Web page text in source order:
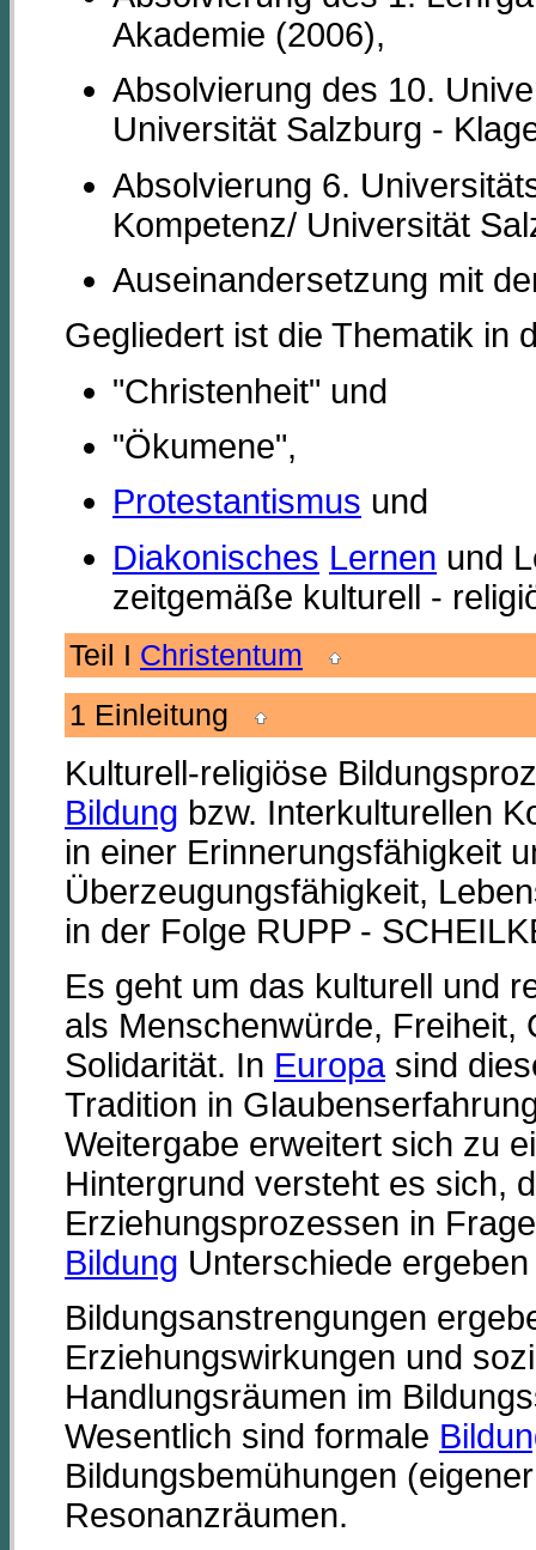
Akademie (2006),
Absolvierung des 10.
Universität Salzburg -
Absolvierung 6.
Kompetenz/ Universität
Auseinandersetzung mit
Gegliedert ist die Thematik in
"Christenheit" und
"Ökumene",
Protestantismus und
Diakonisches Lernen und
zeitgemäße kulturell -
Teil I Christentum
1 Einleitung
Kulturell-religiöse
Bildung bzw. Interkulturellen
in einer Erinnerungsfähigkeit
Überzeugungsfähigkeit,
in der Folge RUPP -
Es geht um das kulturell und
als Menschenwürde, Freiheit,
Solidarität. In Europasind
Tradition in
Weitergabe erweitert sich zu
Hintergrund versteht es sich,
Erziehungsprozessen in
Bildung Unterschiede
Bildungsanstrengungen
Erziehungswirkungen und
Handlungsräumen im
Wesentlich sind formale
Bildungsbemühungen
Resonanzräumen.